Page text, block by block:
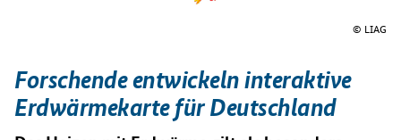
© LIAG
Forschende entwickeln interaktive
Erdwärmekarte für Deutschland